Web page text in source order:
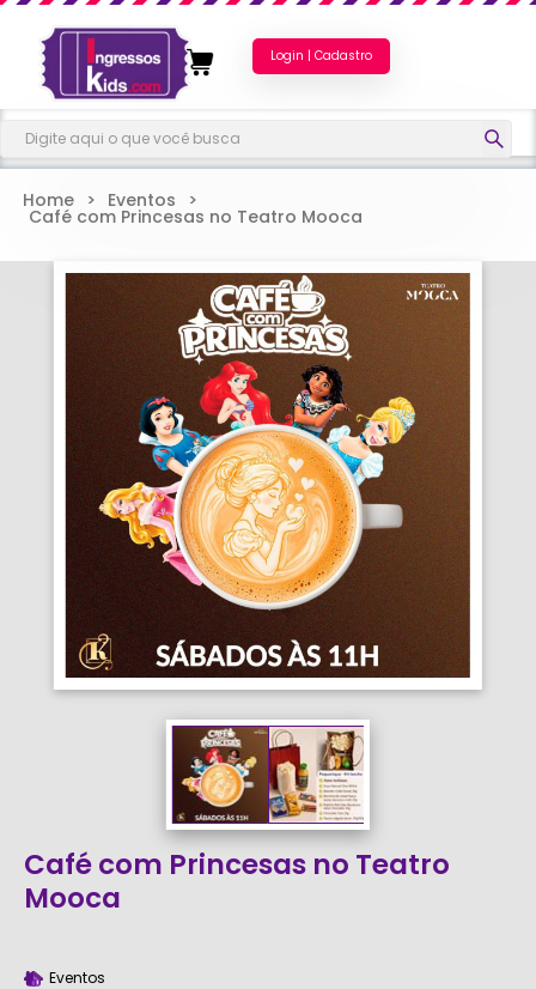
Login | Cadastro
Home > Eventos >
Café com Princesas no Teatro Mooca
Café com Princesas no Teatro
Mooca
Eventos